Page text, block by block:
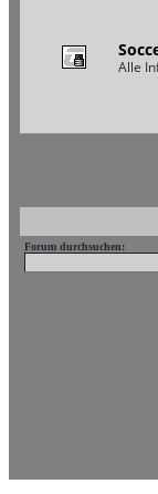
Alle
Forum durchsuchen: